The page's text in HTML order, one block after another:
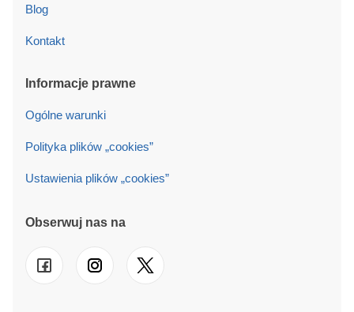
Blog
Kontakt
Informacje prawne
Ogólne warunki
Polityka plików „cookies”
Ustawienia plików „cookies”
Obserwuj nas na